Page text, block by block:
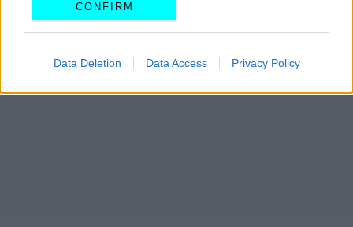
CONFIRM
Data Deletion Data Access Privacy Policy